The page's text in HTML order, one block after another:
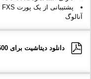
آنالوگ
دانلود دیتاشیت برای Sangoma B600 کارت استریسک سنگوما